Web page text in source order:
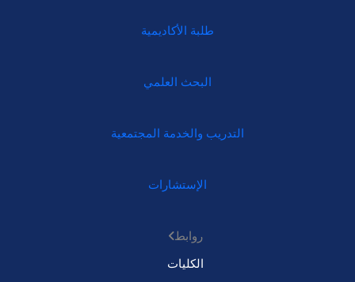
طلبة الأكاديمية
البحث العلمي
التدريب والخدمة المجتمعية
الإستشارات
روابط
الكليات